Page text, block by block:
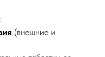
(внешние и